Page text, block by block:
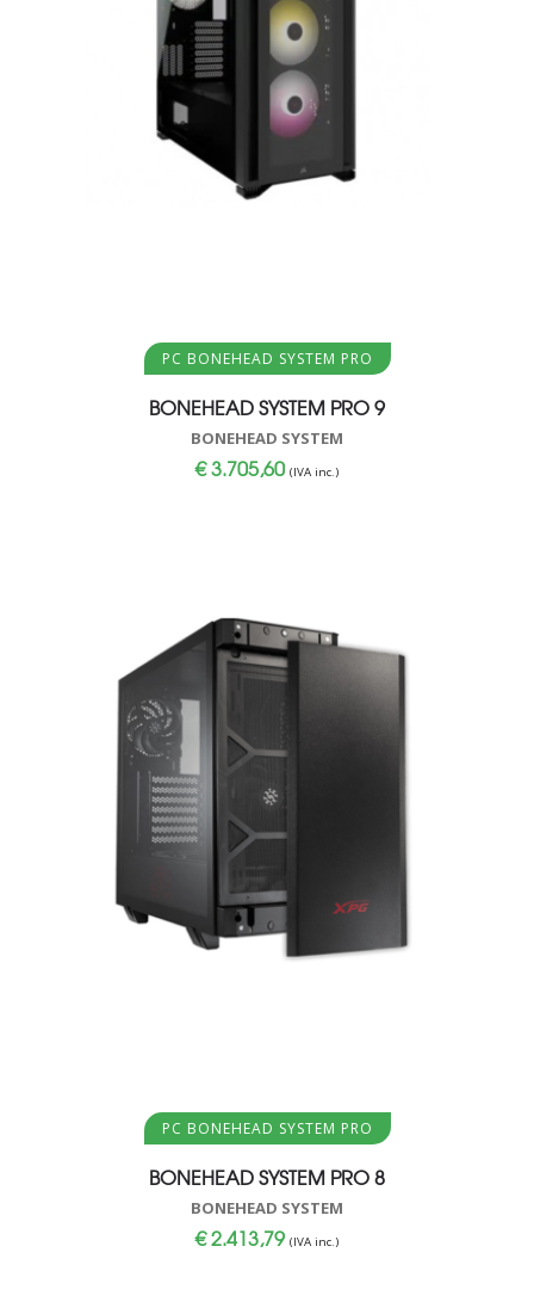
Aggiungi al carrello
PC BONEHEAD SYSTEM PRO
BONEHEAD SYSTEM PRO 9
BONEHEAD SYSTEM
€3.705,60 (IVA inc.)
Aggiungi al carrello
PC BONEHEAD SYSTEM PRO
BONEHEAD SYSTEM PRO 8
BONEHEAD SYSTEM
€2.413,79 (IVA inc.)